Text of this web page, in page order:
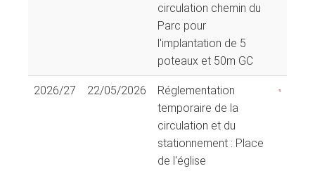
circulation chemin du
Parc pour
l'implantation de 5
poteaux et 50m GC
2026/27 22/05/2026
Réglementation
temporaire de la
circulation et du
stationnement : Place
de l'église